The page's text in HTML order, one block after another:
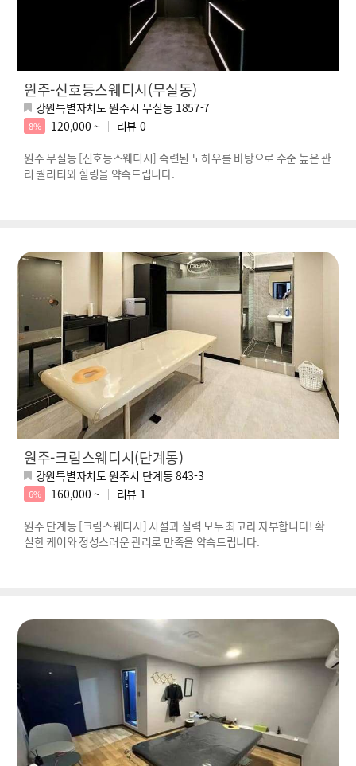
원주-신호등스웨디시(무실동)
강원특별자치도 원주시 무실동 1857-7
8% 120,000 ~ 리뷰 0
원주 무실동 [신호등스웨디시] 숙련된 노하우를 바탕으로 수준 높은 관
리 퀄리티와 힐링을 약속드립니다.
원주-크림스웨디시(단계동)
강원특별자치도 원주시 단계동 843-3
6% 160,000 ~ 리뷰 1
원주 단계동 [크림스웨디시] 시설과 실력 모두 최고라 자부합니다! 확
실한 케어와 정성스러운 관리로 만족을 약속드립니다.